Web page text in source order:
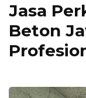
Jasa
Beton